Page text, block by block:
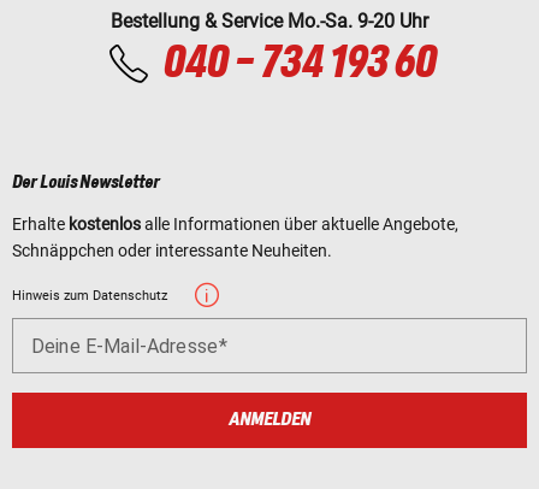
Bestellung & Service Mo.-Sa. 9-20 Uhr
040 - 734 193 60
Der Louis Newsletter
Erhalte kostenlosalle Informationen über aktuelle Angebote,
Schnäppchen oder interessante Neuheiten.
Hinweis zum Datenschutz
Deine E-Mail-Adresse
ANMELDEN